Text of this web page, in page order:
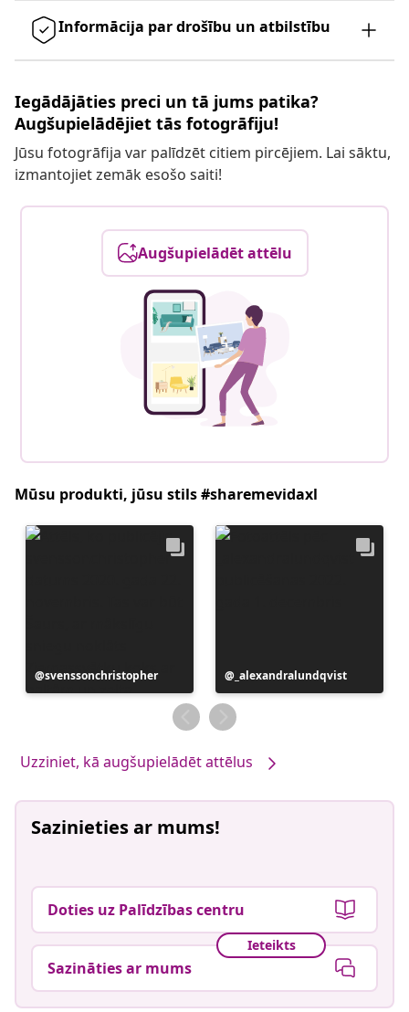
Informācija par drošību un atbilstību
Iegādājāties preci un tā jums patika?
Augšupielādējiet tās fotogrāfiju!
Jūsu fotogrāfija var palīdzēt citiem pircējiem. Lai sāktu,
izmantojiet zemāk esošo saiti!
Augšupielādēt attēlu
Mūsu produkti, jūsu stils #sharemevidaxl
Ierakstu
publicējis
svenssonchristopher
Ierakstu
publicējis
_alexandralundqvist
Uzziniet, kā augšupielādēt attēlus
Sazinieties ar mums!
Doties uz Palīdzības centru
Ieteikts
Sazināties ar mums